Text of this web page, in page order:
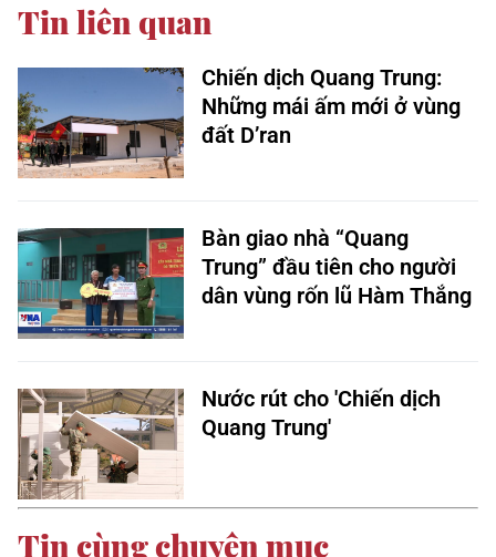
Tin liên quan
Chiến dịch Quang Trung:
Những mái ấm mới ở vùng
đất D’ran
Bàn giao nhà “Quang
Trung” đầu tiên cho người
dân vùng rốn lũ Hàm Thắng
Nước rút cho 'Chiến dịch
Quang Trung'
Tin cùng chuyên mục